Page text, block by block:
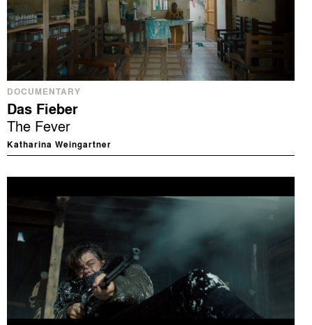
DOCUMENTARY
Das Fieber
The Fever
Katharina Weingartner